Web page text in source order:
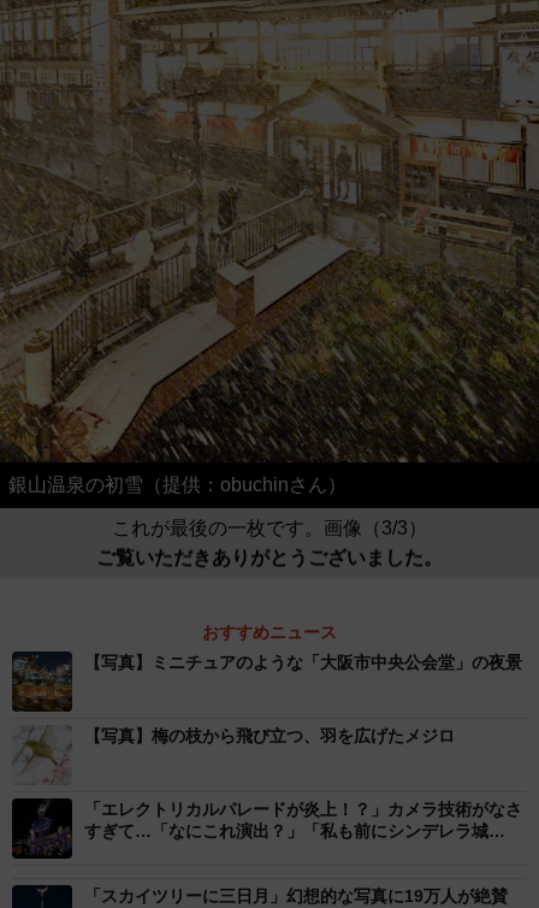
銀山温泉の初雪（提供：obuchinさん）
これが最後の一枚です。画像（3/3）
ご覧いただきありがとうございました。
おすすめニュース
【写真】ミニチュアのような「大阪市中央公会堂」の夜景
【写真】梅の枝から飛び立つ、羽を広げたメジロ
「エレクトリカルパレードが炎上！？」カメラ技術がなさ
すぎて…「なにこれ演出？」「私も前にシンデレラ城
「スカイツリーに三日月」幻想的な写真に19万人が絶賛